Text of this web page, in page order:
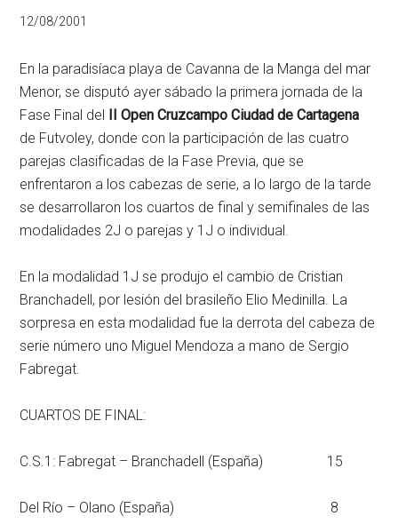
12/08/2001
En la paradisíaca playa de Cavanna de la Manga del mar
Menor, se disputó ayer sábado la primera jornada de la
Fase Final del II Open Cruzcampo Ciudad de Cartagena
de Futvoley, donde con la participación de las cuatro
parejas clasificadas de la Fase Previa, que se
enfrentaron a los cabezas de serie, a lo largo de la tarde
se desarrollaron los cuartos de final y semifinales de las
modalidades 2J o parejas y 1J o individual.
En la modalidad 1J se produjo el cambio de Cristian
Branchadell, por lesión del brasileño Elio Medinilla. La
sorpresa en esta modalidad fue la derrota del cabeza de
serie número uno Miguel Mendoza a mano de Sergio
Fabregat.
CUARTOS DE FINAL:
C.S.1: Fabregat – Branchadell (España) 15
Del Río – Olano (España) 8